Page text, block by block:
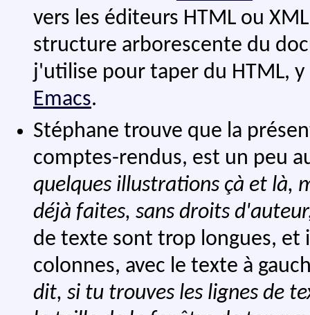
vers les éditeurs HTML ou
structure arborescente du
j'utilise pour taper du HTML,
Emacs.
Stéphane trouve que la
comptes-rendus, est un peu
quelques illustrations çà et là,
déjà faites, sans droits
de texte sont trop longues, et
colonnes, avec le texte à
dit, si tu trouves les lignes de